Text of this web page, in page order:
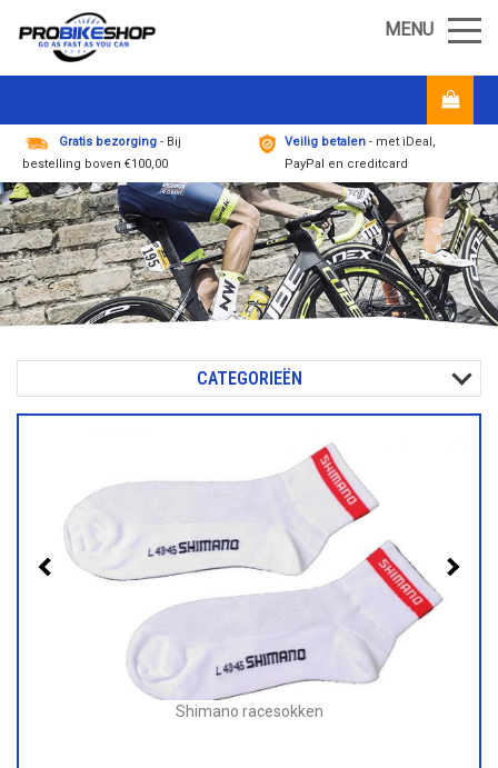
MENU
Gratis bezorging - Bij
bestelling boven €100,00
Veilig betalen - met iDeal,
PayPal en creditcard
CATEGORIEËN
Shimano racesokken